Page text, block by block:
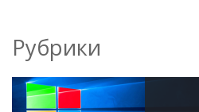
Рубрики